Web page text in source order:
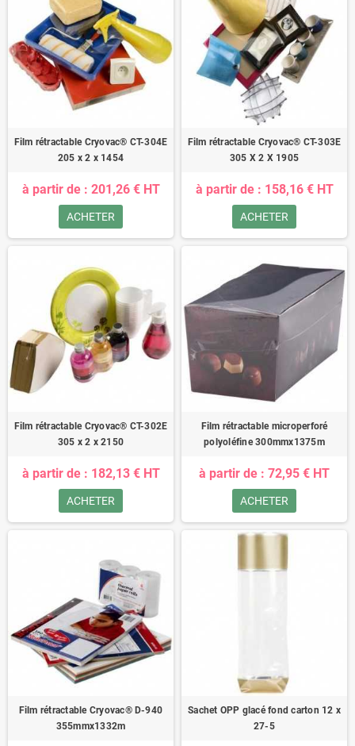
Film rétractable Cryovac® CT-304E
205 x 2 x 1454
à partir de : 201,26 € HT
ACHETER
Film rétractable Cryovac® CT-303E
305 X 2 X 1905
à partir de : 158,16 € HT
ACHETER
Film rétractable Cryovac® CT-302E
305 x 2 x 2150
à partir de : 182,13 € HT
ACHETER
Film rétractable microperforé
polyoléfine 300mmx1375m
à partir de : 72,95 € HT
ACHETER
Film rétractable Cryovac® D-940
355mmx1332m
Sachet OPP glacé fond carton 12 x
27-5